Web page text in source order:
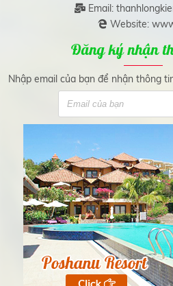
Email:
Website:
Đăng ký nhận
Nhập email của bạn để nhận thông